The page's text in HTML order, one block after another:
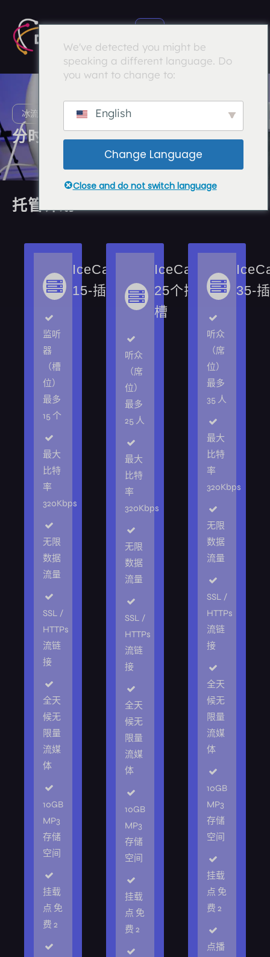
冰流收听列表
分时流式传输
托管计划
IceCast-
15-插槽
监听
器
（槽
位）
最多
15 个
最大
比特
率
320Kbps
无限
数据
流量
SSL /
HTTPs
流链
接
全天
候无
限量
流媒
体
10GB
MP3
存储
空间
挂载
点 免
费 2
IceCast-
25个插
槽
听众
（席
位）
最多
25 人
最大
比特
率
320Kbps
无限
数据
流量
SSL /
HTTPs
流链
接
全天
候无
限量
流媒
体
10GB
MP3
存储
空间
挂载
点 免
费 2
35-
听众
（席
位）
最多
35 人
最大
比特
率
320Kbps
无限
数据
流量
SSL /
HTTPs
流链
接
全天
候无
限量
流媒
体
10GB
MP3
存储
空间
挂载
点 免
费 2
点播
We've detected you might be
speaking a different language. Do
you want to change to:
English
Change Language
Close and do not switch language